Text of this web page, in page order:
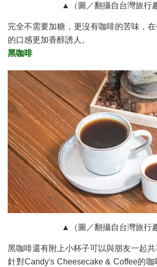
▲（圖／翻攝自台灣旅行
完全不需要加糖，更沒有咖啡的苦味，
的口感更加香醇誘人。
黑咖啡
▲（圖／翻攝自台灣旅行
黑咖啡還有附上小杯子可以與朋友一起共
針對Candy's Cheesecake & Coffee的